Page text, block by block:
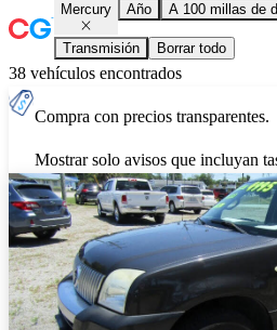
Mercury Año A 100 millas de
Transmisión Borrar todo
38 vehículos encontrados
Compra con precios transparentes.
Mostrar solo avisos que incluyan